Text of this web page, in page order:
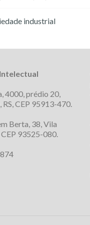
industrial
4000, prédio 20,
RS, CEP 95913-470.
Berta, 38, Vila
93525-080.